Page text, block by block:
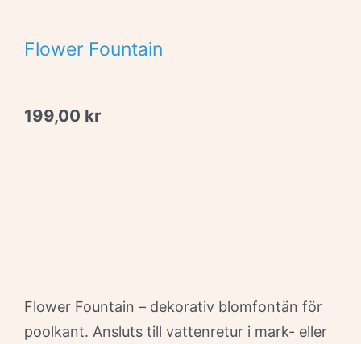
Flower Fountain
199,00 kr
Flower Fountain – dekorativ blomfontän för
poolkant. Ansluts till vattenretur i mark- eller